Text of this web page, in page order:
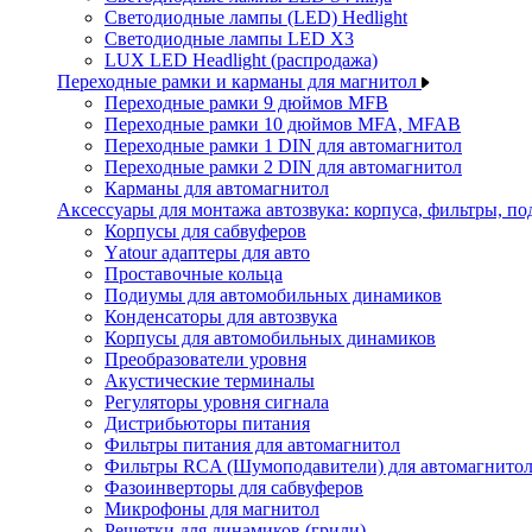
Светодиодные лампы (LED) Hedlight
Светодиодные лампы LED X3
LUX LED Headlight (распродажа)
Переходные рамки и карманы для магнитол
Переходные рамки 9 дюймов MFB
Переходные рамки 10 дюймов MFA, MFAB
Переходные рамки 1 DIN для автомагнитол
Переходные рамки 2 DIN для автомагнитол
Карманы для автомагнитол
Аксессуары для монтажа автозвука: корпуса, фильтры,
Корпусы для сабвуферов
Yаtour адаптеры для авто
Проставочные кольца
Подиумы для автомобильных динамиков
Конденсаторы для автозвука
Корпусы для автомобильных динамиков
Преобразователи уровня
Акустические терминалы
Регуляторы уровня сигнала
Дистрибьюторы питания
Фильтры питания для автомагнитол
Фильтры RCA (Шумоподавители) для автомагнитол
Фазоинверторы для сабвуферов
Микрофоны для магнитол